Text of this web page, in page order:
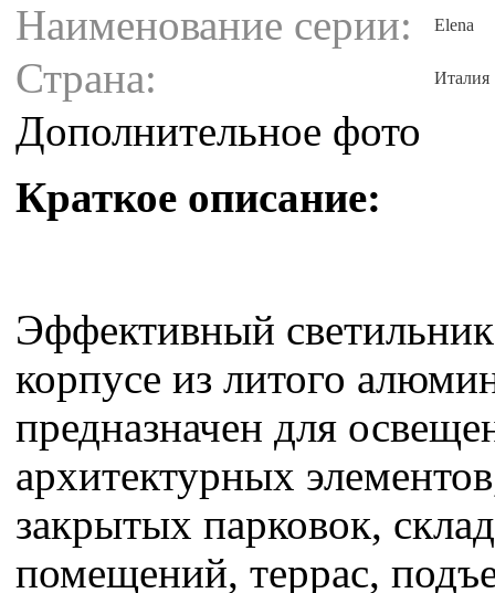
Наименование серии: Elena
Страна: Италия
Дополнительное фото
Краткое описание:
Эффективный
корпусе из литого
предназначен для
архитектурных
закрытых парковок,
помещений, террас,